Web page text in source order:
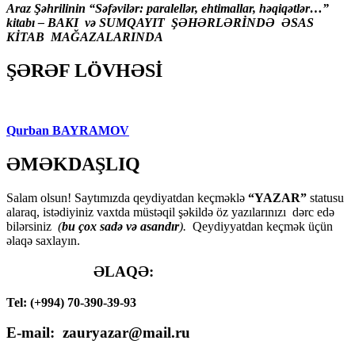
Araz Şəhrilinin “Səfəvilər: paralellər, ehtimallar, həqiqətlər…”
kitabı – BAKI və SUMQAYIT ŞƏHƏRLƏRİNDƏ ƏSAS
KİTAB MAĞAZALARINDA
ŞƏRƏF LÖVHƏSİ
Qurban BAYRAMOV
ƏMƏKDAŞLIQ
Salam olsun! Saytımızda qeydiyatdan keçməklə “YAZAR” statusu
alaraq, istədiyiniz vaxtda müstəqil şəkildə öz yazılarınızı dərc edə
bilərsiniz (bu çox sadə və asandır). Qeydiyyatdan keçmək üçün
əlaqə saxlayın.
ƏLAQƏ:
Tel: (+994) 70-390-39-93
E-mail: zauryazar@mail.ru